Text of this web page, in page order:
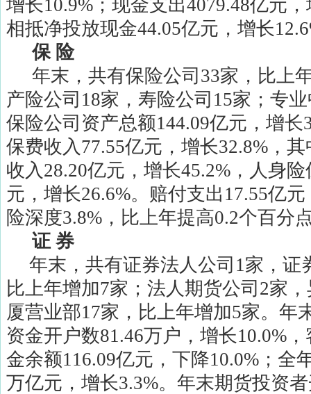
增长10.9% ；现金支出4079.48亿元，
相抵净投放现金44.05亿元，增长
保 险
年末，共有保险公司 33家，比上
产险公司 18家，寿险公司 15家；专
保险公司资产总额144.09亿元，增长
保费收入77.55亿元，增长32.8% ，
收入28.20亿元，增长45.2% ，人身
元，增长26.6%。赔付支出 17.55亿元
险深度3.8% ，比上年提高0.2个百分
证 券
年末，共有证券法人公司 1家，证
比上年增加7家；法人期货公司 2家
厦营业部17家，比上年增加5家。年
资金开户数81.46万户，增长10.0%
金余额116.09亿元，下降10.0% ；全
万亿元，增长3.3%。年末期货投资